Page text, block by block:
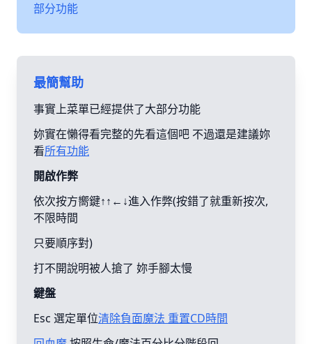
部分功能
最簡幫助
事實上菜單已經提供了大部分功能
妳實在懶得看完整的先看這個吧 不過還是建議妳
看所有功能
開啟作弊
依次按方嚮鍵↑↑←↓進入作弊(按錯了就重新按次,
不限時間
只要順序對)
打不開說明被人搶了 妳手腳太慢
鍵盤
Esc 選定單位清除負面魔法 重置CD時間